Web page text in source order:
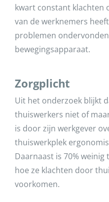
kwart constant klachten
van de werknemers
problemen
bewegingsapparaat.
Zorgplicht
Uit het onderzoek blijkt
thuiswerkers niet of
is door zijn werkgever
thuiswerkplek
Daarnaast is 70%
hoe ze klachten door
voorkomen.